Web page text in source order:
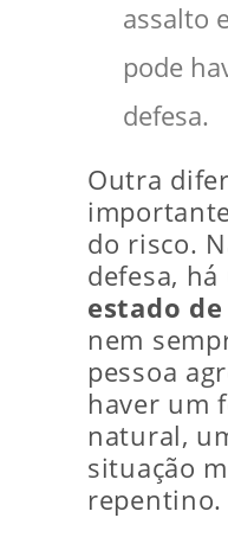
assalto
pode
defesa.
Outra
do risco.
defesa,
estado
nem
pessoa
haver um
natural,
situação
repentino.